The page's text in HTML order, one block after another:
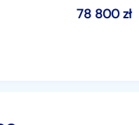
78 800zł